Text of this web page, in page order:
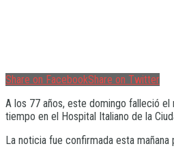
Share on FacebookShare on Twitter
A los 77 años, este domingo falleció
tiempo en el Hospital Italiano de la
La noticia fue confirmada esta